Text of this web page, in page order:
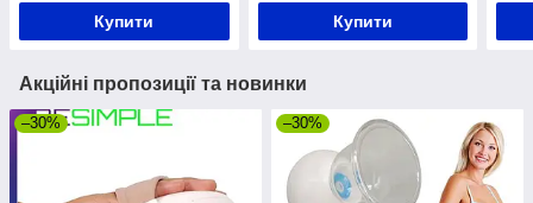
Купити Купити
Акційні пропозиції та новинки
–30% –30%